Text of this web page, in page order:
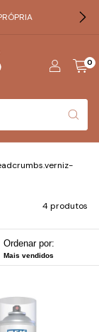
0
4 produtos
Ordenar por:
Mais vendidos